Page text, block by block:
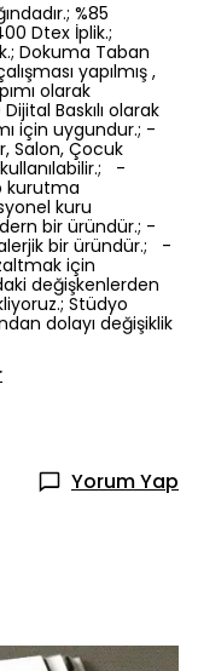
%85
Dtex İplik.;
Dokuma Taban
yapılmış ,
olarak
Baskılı olarak
için uygundur.; -
Salon, Çocuk
-
kurutma
kuru
bir üründür.; -
bir üründür.; -
için
değişkenlerden
Stüdyo
dolayı değişiklik
Yorum Yap